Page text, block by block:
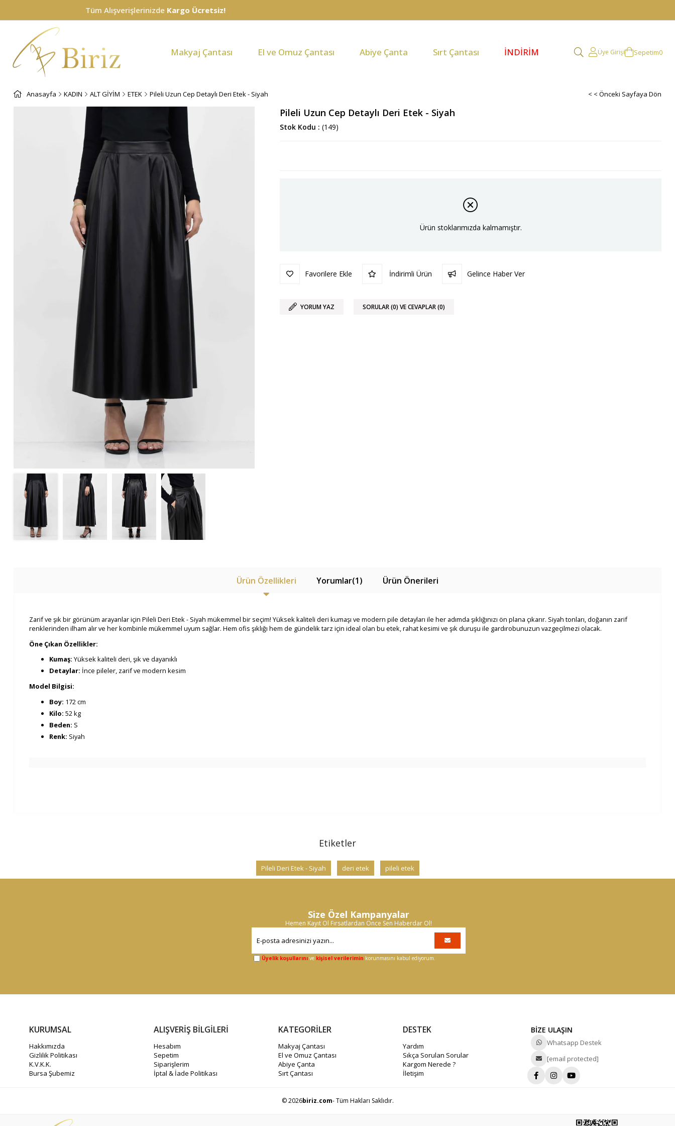
Makyaj Çantası El ve Omuz Çantası Abiye Çanta Sırt Çantası İNDİRİM Üye Girişi Sepetim0
Anasayfa KADIN ALT GİYİM ETEK Pileli Uzun Cep Detaylı Deri Etek - Siyah < < Önceki Sayfaya Dön
Pileli Uzun Cep Detaylı Deri Etek - Siyah
Stok Kodu (149)
Ürün stoklarımızda kalmamıştır.
Favorilere Ekle İndirimli Ürün Gelince Haber Ver
YORUM YAZ SORULAR (0) VE CEVAPLAR (0)
Ürün Özellikleri Yorumlar(1) Ürün Önerileri
Zarif ve şık bir görünüm arayanlar için Pileli Deri Etek - Siyah mükemmel bir seçim! Yüksek kaliteli deri kumaşı ve modern pile detayları ile her adımda şıklığınızı ön plana çıkarır. Siyah tonları, doğanın zarif
renklerinden ilham alır ve her kombinle mükemmel uyum sağlar. Hem ofis şıklığı hem de gündelik tarz için ideal olan bu etek, rahat kesimi ve şık duruşu ile gardırobunuzun vazgeçilmezi olacak.
Öne Çıkan Özellikler:
Kumaş: Yüksek kaliteli deri, şık ve dayanıklı
Detaylar: İnce pileler, zarif ve modern kesim
Model Bilgisi:
Boy: 172 cm
Kilo: 52 kg
Beden: S
Renk: Siyah
Etiketler
Pileli Deri Etek - Siyah deri etek pileli etek
Size Özel Kampanyalar
Hemen Kayıt Ol Fırsatlardan Önce Sen Haberdar Ol!
Üyelik koşullarınıve kişisel verilerimin korunmasını kabul ediyorum.
KURUMSAL
Hakkımızda
Gizlilik Politikası
K.V.K.K.
Bursa Şubemiz
ALIŞVERİŞ BİLGİLERİ
Hesabım
Sepetim
Siparişlerim
İptal & İade Politikası
KATEGORİLER
Makyaj Çantası
El ve Omuz Çantası
Abiye Çanta
Sırt Çantası
DESTEK
Yardım
Sıkça Sorulan Sorular
Kargom Nerede ?
İletişim
BİZE ULAŞIN
Whatsapp Destek
[email protected]
© 2026biriz.com- Tüm Hakları Saklıdır.
Tüm AlışverişlerinizdeKargo Ücretsiz!